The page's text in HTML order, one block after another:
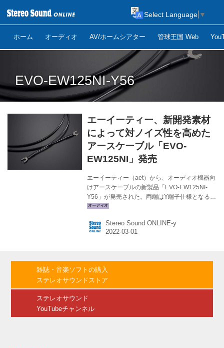
ホーム オーディオ AV/ホームシアター 管球王国 Web
Select Language ▼
EVO-EW125NI-Y56
エーイーティー、新開発素材
によって対ノイズ性を高めた
アースケーブル「EVO-
EW125NI」発売
エーイーティー（aet）から、オーディオ機器向
けアースケーブルの新製品「EVO-EW125NI-
Y56」が発売された。両端はY端子仕様となる。
価格とラインナップは下記の通り。 アースケー
EW125NI-Y56」 1.5ｍ ￥6,600（税込） 3.0m
￥10,560（税込） 0.6m ￥5,280（税込 受注生
と、帯電防止材を使用しているのが特徴とな
る。ケーブル両端はY端子の仕様...
Stereo Sound ONLINE-y
雑誌・音楽ソフトの購入
ステレオサウンドストア
ステレオサウンド
YouTubeチャンネル